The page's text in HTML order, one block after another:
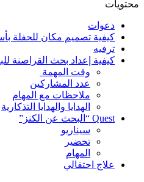
محتويات
دعوات
كيفية تصميم مكان للحفلة
ترفيه
كيفية إعداد بحث القراصنة
وقت المهمة
عدد المشاركين
ملاحظات مع المهام
الهدايا والهدايا التذكارية
Quest “البحث عن الكنز”
سيناريو
تحضير
المهام
علاج احتفالي